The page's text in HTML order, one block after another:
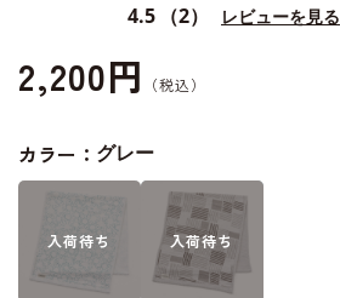
4.5 （2） レビューを見る
2,200円
カラー： グレー
入荷待ち 入荷待ち